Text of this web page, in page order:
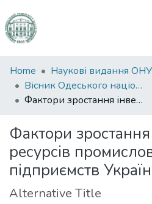
Communities
&
Collections
Statistics
Home
Вісник Одеського національного університету. Економіка
Фактори зростання інвестиційних ресурсів промислових підприємств України
Фактори зростання
ресурсів
підприємств
Alternative Title